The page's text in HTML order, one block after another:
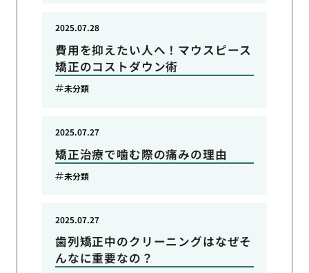
費用を抑えたい人へ！マウスピース
矯正のコストダウン術
2025.07.28
未分類
矯正治療で噛む際の痛みの理由
2025.07.27
未分類
歯列矯正中のクリーニングはなぜそ
んなに重要なの？
2025.07.27